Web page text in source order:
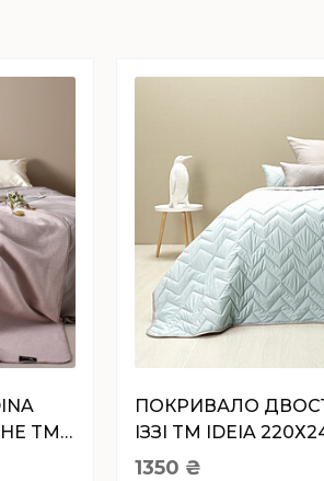
TM
ПОКРИВАЛО
ІЗЗІ TM IDEIA
М`ЯТА/СВ.СІРИЙ
1350 ₴